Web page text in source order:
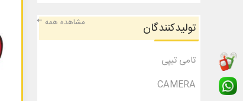
تولیدکنندگان
تامی تیپی
CAMERA
مشاهده همه